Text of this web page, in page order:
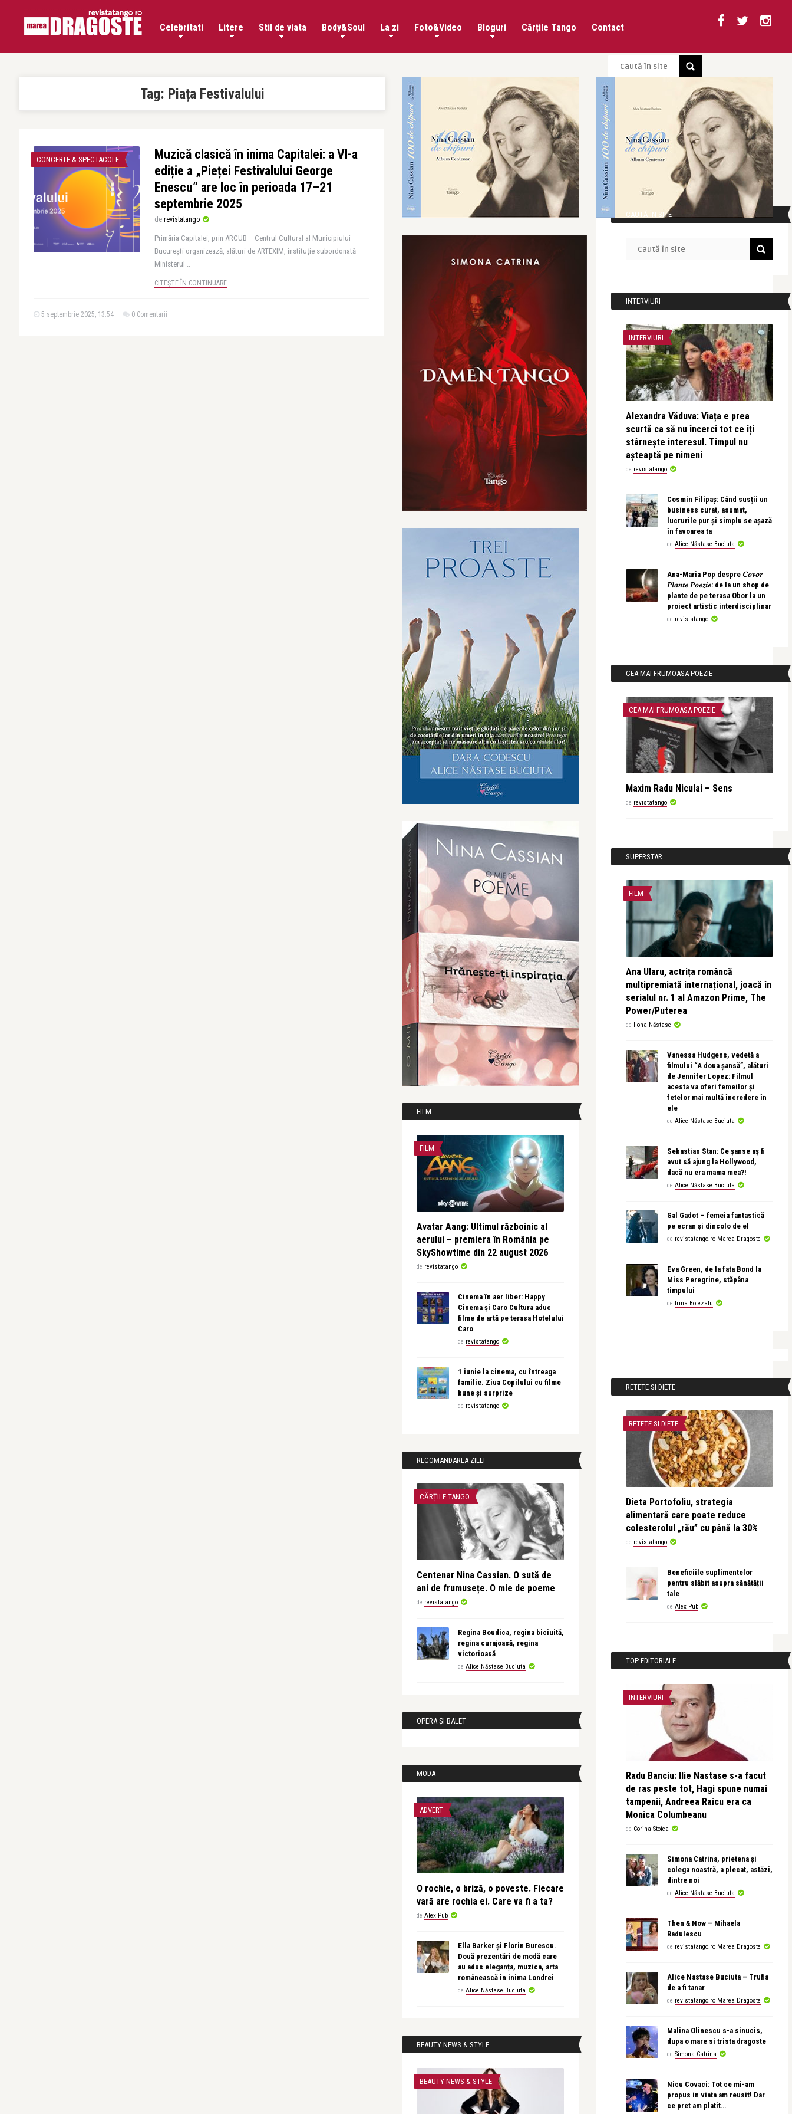
Celebritati Litere Stil de viata Body&Soul La zi Foto&Video Bloguri Cărțile Tango Contact
Tag: Piața Festivalului
CONCERTE & SPECTACOLE
Muzică clasică în inima Capitalei: a VI-a
ediție a „Pieței Festivalului George
Enescu” are loc în perioada 17–21
septembrie 2025
de revistatango
Primăria Capitalei, prin ARCUB – Centrul Cultural al Municipiului
București organizează, alături de ARTEXIM, instituție subordonată
Ministerul ..
CITEȘTE ÎN CONTINUARE
5 septembrie 2025, 13:54 0 Comentarii
FILM
FILM
Avatar Aang: Ultimul războinic al
aerului – premiera în România pe
SkyShowtime din 22 august 2026
de revistatango
Cinema în aer liber: Happy
Cinema și Caro Cultura aduc
filme de artă pe terasa Hotelului
Caro
de revistatango
1 iunie la cinema, cu întreaga
familie. Ziua Copilului cu filme
bune și surprize
de revistatango
RECOMANDAREA ZILEI
CĂRȚILE TANGO
Centenar Nina Cassian. O sută de
ani de frumusețe. O mie de poeme
de revistatango
Regina Boudica, regina biciuită,
regina curajoasă, regina
victorioasă
de Alice Năstase Buciuta
OPERA ȘI BALET
MODA
ADVERT
O rochie, o briză, o poveste. Fiecare
vară are rochia ei. Care va fi a ta?
de Alex Pub
Ella Barker și Florin Burescu.
Două prezentări de modă care
au adus eleganța, muzica, arta
românească în inima Londrei
de Alice Năstase Buciuta
BEAUTY NEWS & STYLE
BEAUTY NEWS & STYLE
CAUTĂ ÎN SITE
INTERVIURI
INTERVIURI
Alexandra Văduva: Viața e prea
scurtă ca să nu încerci tot ce îți
stârnește interesul. Timpul nu
așteaptă pe nimeni
de revistatango
Cosmin Filipaș: Când susții un
business curat, asumat,
lucrurile pur și simplu se așază
în favoarea ta
de Alice Năstase Buciuta
Ana-Maria Pop despre 𝐶𝑜𝑣𝑜𝑟
𝑃𝑙𝑎𝑛𝑡𝑒 𝑃𝑜𝑒𝑧𝑖𝑒: de la un shop de
plante de pe terasa Obor la un
proiect artistic interdisciplinar
de revistatango
CEA MAI FRUMOASA POEZIE
CEA MAI FRUMOASA POEZIE
Maxim Radu Niculai – Sens
de revistatango
SUPERSTAR
FILM
Ana Ularu, actrița româncă
multipremiată internațional, joacă în
serialul nr. 1 al Amazon Prime, The
Power/Puterea
de Ilona Năstase
Vanessa Hudgens, vedetă a
filmului “A doua șansă”, alături
de Jennifer Lopez: Filmul
acesta va oferi femeilor și
fetelor mai multă încredere în
ele
de Alice Năstase Buciuta
Sebastian Stan: Ce șanse aș fi
avut să ajung la Hollywood,
dacă nu era mama mea?!
de Alice Năstase Buciuta
Gal Gadot – femeia fantastică
pe ecran și dincolo de el
de revistatango.ro Marea Dragoste
Eva Green, de la fata Bond la
Miss Peregrine, stăpâna
timpului
de Irina Botezatu
RETETE SI DIETE
RETETE SI DIETE
Dieta Portofoliu, strategia
alimentară care poate reduce
colesterolul „rău” cu până la 30%
de revistatango
Beneficiile suplimentelor
pentru slăbit asupra sănătății
tale
de Alex Pub
TOP EDITORIALE
INTERVIURI
Radu Banciu: Ilie Nastase s-a facut
de ras peste tot, Hagi spune numai
tampenii, Andreea Raicu era ca
Monica Columbeanu
de Corina Stoica
Simona Catrina, prietena și
colega noastră, a plecat, astăzi,
dintre noi
de Alice Năstase Buciuta
Then & Now – Mihaela
Radulescu
de revistatango.ro Marea Dragoste
Alice Nastase Buciuta – Trufia
de a fi tanar
de revistatango.ro Marea Dragoste
Malina Olinescu s-a sinucis,
dupa o mare si trista dragoste
de Simona Catrina
Nicu Covaci: Tot ce mi-am
propus in viata am reusit! Dar
ce pret am platit…